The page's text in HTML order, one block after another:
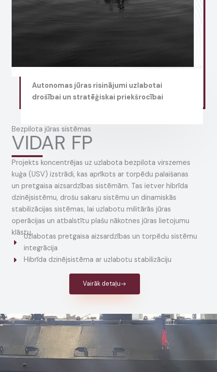
Autonomas jūras risinājumi uzlabotai
drošībai un stratēģiskai priekšrocībai
Bezpilota jūras sistēmas
VIDAR FP
Projekts koncentrējas uz uzlabota bezpilota virszemes
kuģa (USV) izstrādi, kas aprīkots ar torpēdu palaišanas
un pretgaisa aizsardzības sistēmām. Tas ietver hibrīda
dzinējsistēmu, drošu sakaru sistēmu un dinamiskās
stabilizācijas sistēmas, lai uzlabotu militārās jūras
operācijas un atbalstītu plašu nākotnes jūras lietojumu
klāstu.Uzlabotas pretgaisa aizsardzības un torpēdu sistēmu
integrācija
Hibrīda dzinējsistēma ar uzlabotu stabilizāciju
Vairāk detaļu